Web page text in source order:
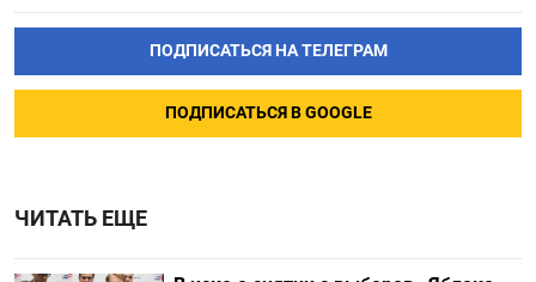
ПОДПИСАТЬСЯ НА ТЕЛЕГРАМ
ПОДПИСАТЬСЯ В GOOGLE
ЧИТАТЬ ЕЩЕ